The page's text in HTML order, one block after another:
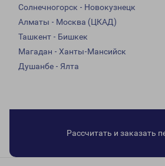
Солнечногорск - Новокузнецк
Алматы - Москва (ЦКАД)
Ташкент - Бишкек
Магадан - Ханты-Мансийск
Душанбе - Ялта
Рассчитать и заказать